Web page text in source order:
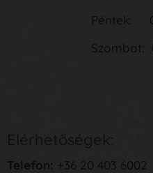
Péntek:
Szombat:
Elérhetőségek:
Telefon: +36 20 403 6002